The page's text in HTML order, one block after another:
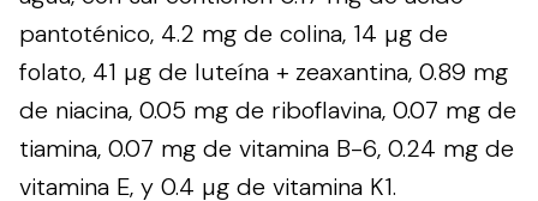
pantoténico, 4.2 mg de colina, 14 µg de
folato, 41 µg de luteína + zeaxantina, 0.89 mg
de niacina, 0.05 mg de riboflavina, 0.07 mg de
tiamina, 0.07 mg de vitamina B-6, 0.24 mg de
vitamina E, y 0.4 µg de vitamina K1.